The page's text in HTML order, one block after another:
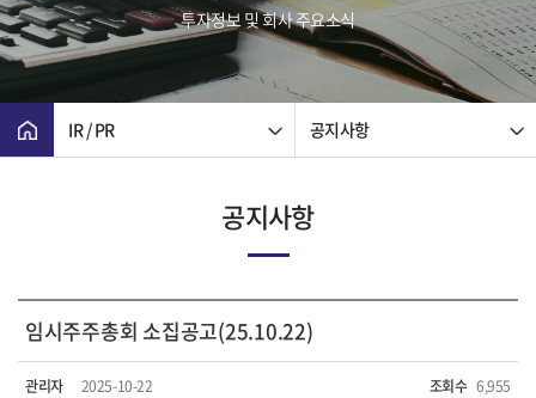
투자정보 및 회사 주요소식
IR / PR 공지사항
공지사항
임시주주총회 소집공고(25.10.22)
관리자 2025-10-22 조회수 6,955